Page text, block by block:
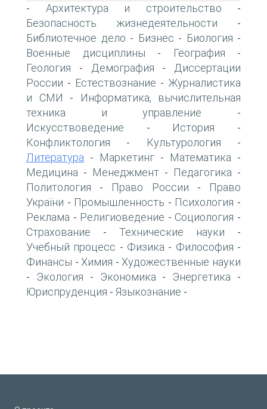
- Архитектура и строительство -
Безопасность жизнедеятельности -
Библиотечное дело - Бизнес - Биология -
Военные дисциплины - География -
Геология - Демография -
Диссертации
России - Естествознание - Журналистика
и СМИ -
Информатика, вычислительная
техника и управление -
Искусствоведение - История -
Конфликтология - Культурология -
Литература - Маркетинг - Математика -
Медицина - Менеджмент - Педагогика -
Политология - Право России -
Право
України - Промышленность - Психология -
Реклама - Религиоведение - Социология -
Страхование - Технические науки -
Учебный процесс - Физика - Философия -
Финансы - Химия - Художественные науки
- Экология - Экономика - Энергетика -
Юриспруденция - Языкознание -